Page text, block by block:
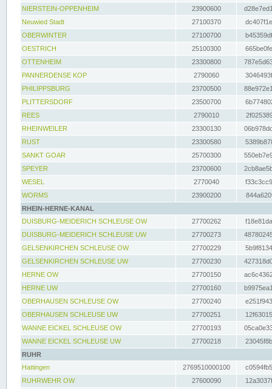
NIERSTEIN-OPPENHEIM
23900600
Neuwied Stadt
27100370
OBERWINTER
27100700
OESTRICH
25100300
OTTENHEIM
23300800
PANNERDENSE KOP
2790060
PHILIPPSBURG
23700500
PLITTERSDORF
23500700
REES
2790010
RHEINWEILER
23300130
RUST
23300580
SANKT GOAR
25700300
SPEYER
23700600
WESEL
2770040
WORMS
23900200
RHEIN-HERNE-KANAL
DUISBURG-MEIDERICH SCHLEUSE OW
27700262
DUISBURG-MEIDERICH SCHLEUSE UW
27700273
GELSENKIRCHEN SCHLEUSE OW
27700229
GELSENKIRCHEN SCHLEUSE UW
27700230
HERNE OW
27700150
HERNE UW
27700160
OBERHAUSEN SCHLEUSE OW
27700240
OBERHAUSEN SCHLEUSE UW
27700251
WANNE EICKEL SCHLEUSE OW
27700193
WANNE EICKEL SCHLEUSE UW
27700218
RUHR
Hattingen
2769510000100
RUHRWEHR OW
27600090